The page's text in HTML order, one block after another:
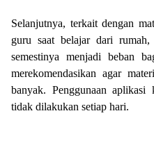
Selanjutnya, terkait dengan
guru saat belajar dari
semestinya menjadi beban
merekomendasikan agar
banyak. Penggunaan
tidak dilakukan setiap hari.